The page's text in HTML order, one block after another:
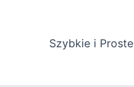
Szybkie i Proste